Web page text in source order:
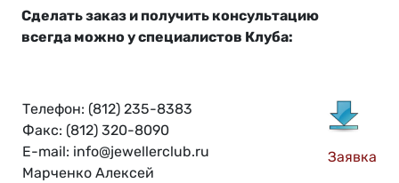
Сделать заказ и получить консультацию
всегда можно у специалистов Клуба:
Телефон: (812) 235-8383
Факс: (812) 320-8090
E-mail: info@jewellerclub.ru
Марченко Алексей
Заявка